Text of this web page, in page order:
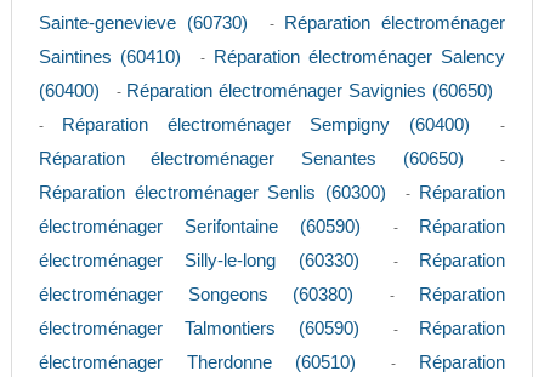
Sainte-genevieve (60730)
-
Réparation électroménager
Saintines (60410)
-
Réparation électroménager Salency
(60400)
- Réparation électroménager Savignies (60650)
- Réparation électroménager Sempigny (60400) -
Réparation électroménager Senantes (60650) -
Réparation électroménager Senlis (60300) -
Réparation
électroménager Serifontaine (60590)
-
Réparation
électroménager Silly-le-long (60330)
-
Réparation
électroménager Songeons (60380)
-
Réparation
électroménager Talmontiers (60590)
-
Réparation
électroménager Therdonne (60510)
-
Réparation